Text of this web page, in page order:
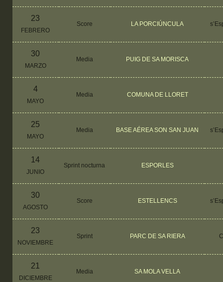
23
FEBRERO
Score LA PORCIÚNCULA
30
MARZO
Media PUIG DE SA MORISCA
4
MAYO
Media COMUNA DE LLORET
25
MAYO
Media BASE AÉREA SON SAN JUAN
14
JUNIO
Sprint nocturna ESPORLES
30
AGOSTO
Score ESTELLENCS
23
NOVIEMBRE
Sprint PARC DE SA RIERA
21
DICIEMBRE
Media SA MOLA VELLA